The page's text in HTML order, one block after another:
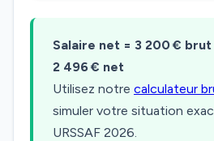
Salaire net = 3 200 €
2 496 € net
Utilisez notre calculateur
simuler votre situation
URSSAF 2026.